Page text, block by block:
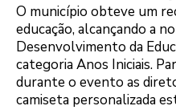
O município obteve um
educação, alcançando a
Desenvolvimento da
categoria Anos Iniciais.
durante o evento as
camiseta personalizada